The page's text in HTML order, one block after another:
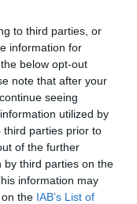
to third parties, or
information for
below opt-out
note that after your
seeing
utilized by
third parties prior to
of the further
by third parties on the
information may
the IAB’s List of
μόλις 5 χλμ.
στο Ντονέτσκ